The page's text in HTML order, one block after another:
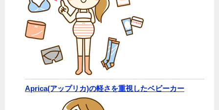
Aprica(アップリカ)の軽さを重視したベビーカー